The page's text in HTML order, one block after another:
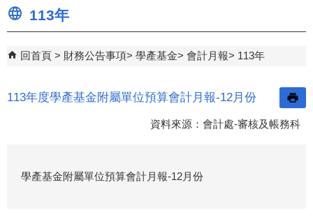
113年
回首頁 財務公告事項 學產基金 會計月報 113年
113年度學產基金附屬單位預算會計月報-12月份
資料來源：會計處-審核及帳務科
學產基金附屬單位預算會計月報-12月份